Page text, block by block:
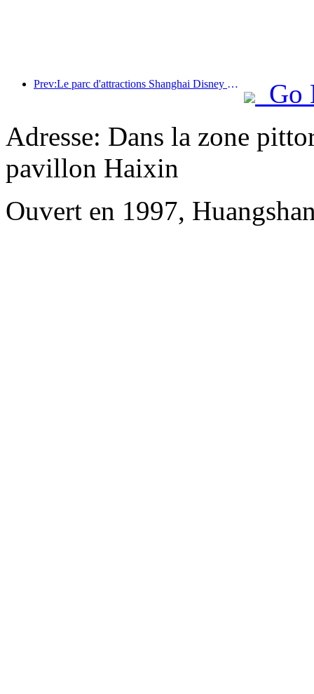
Prev:Le parc d'attractions Shanghai Disney Resort célèbre son 10e anniversaire et a accueilli à ce jour plus de 100 millions de visiteurs.
Go
Adresse: Dans la zone
pavillon Haixin
Ouvert en 1997,